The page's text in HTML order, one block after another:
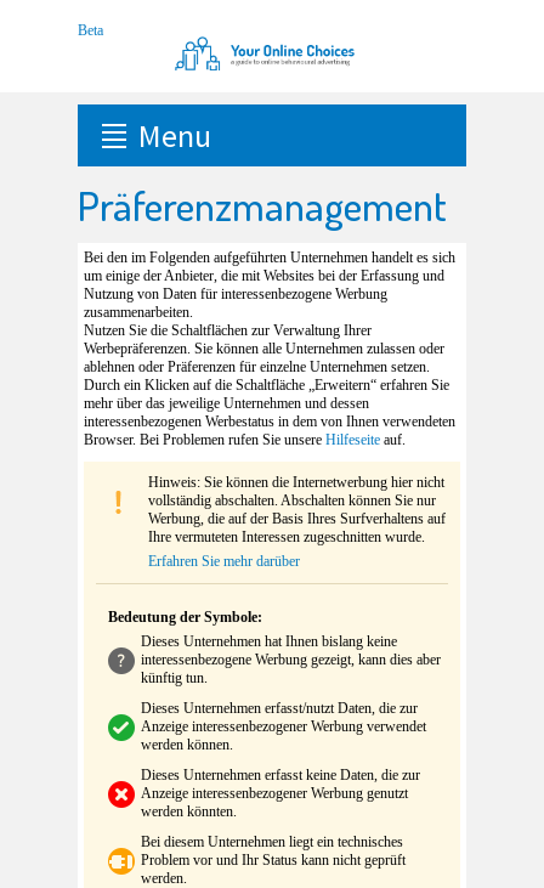
Menu
Präferenzmanagement
Bei den im Folgenden aufgeführten Unternehmen handelt es sich
um einige der Anbieter, die mit Websites bei der Erfassung und
Nutzung von Daten für interessenbezogene Werbung
zusammenarbeiten.
Nutzen Sie die Schaltflächen zur Verwaltung Ihrer
Werbepräferenzen. Sie können alle Unternehmen zulassen oder
ablehnen oder Präferenzen für einzelne Unternehmen setzen.
Durch ein Klicken auf die Schaltfläche „Erweitern“ erfahren Sie
mehr über das jeweilige Unternehmen und dessen
interessenbezogenen Werbestatus in dem von Ihnen verwendeten
Browser. Bei Problemen rufen Sie unsere Hilfeseite auf.
Hinweis: Sie können die Internetwerbung hier nicht
vollständig abschalten. Abschalten können Sie nur
Werbung, die auf der Basis Ihres Surfverhaltens auf
Ihre vermuteten Interessen zugeschnitten wurde.
Erfahren Sie mehr darüber
Bedeutung der Symbole:
Dieses Unternehmen hat Ihnen bislang keine
interessenbezogene Werbung gezeigt, kann dies aber
künftig tun.
Dieses Unternehmen erfasst/nutzt Daten, die zur
Anzeige interessenbezogener Werbung verwendet
werden können.
Dieses Unternehmen erfasst keine Daten, die zur
Anzeige interessenbezogener Werbung genutzt
werden könnten.
Bei diesem Unternehmen liegt ein technisches
Problem vor und Ihr Status kann nicht geprüft
werden.